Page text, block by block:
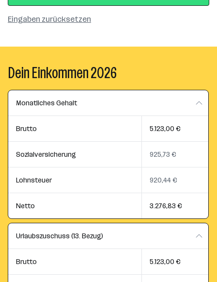
Eingaben zurücksetzen
Dein Einkommen 2026
Monatliches Gehalt
Brutto 5.123,00 €
Sozialversicherung 925,73 €
Lohnsteuer 920,44 €
Netto 3.276,83 €
Urlaubszuschuss (13. Bezug)
Brutto 5.123,00 €